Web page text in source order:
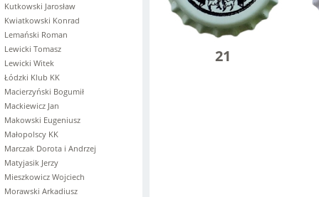
Kutkowski Jarosław
Kwiatkowski Konrad
Lemański Roman
Lewicki Tomasz
Lewicki Witek
Łódzki Klub KK
Macierzyński Bogumił
Mackiewicz Jan
Makowski Eugeniusz
Małopolscy KK
Marczak Dorota i Andrzej
Matyjasik Jerzy
Mieszkowicz Wojciech
Morawski Arkadiusz
21